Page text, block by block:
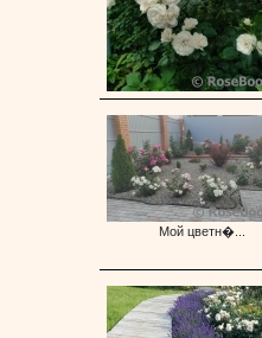
Мой цветн�...